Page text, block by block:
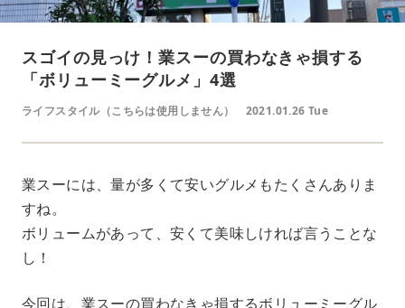
スゴイの見っけ！業スーの買わなきゃ損する
「ボリューミーグルメ」4選
ライフスタイル（こちらは使用しません） 2021.01.26 Tue
業スーには、量が多くて安いグルメもたくさんありま
すね。
ボリュームがあって、安くて美味しければ言うことな
し！
今回は、業スーの買わなきゃ損するボリューミーグル